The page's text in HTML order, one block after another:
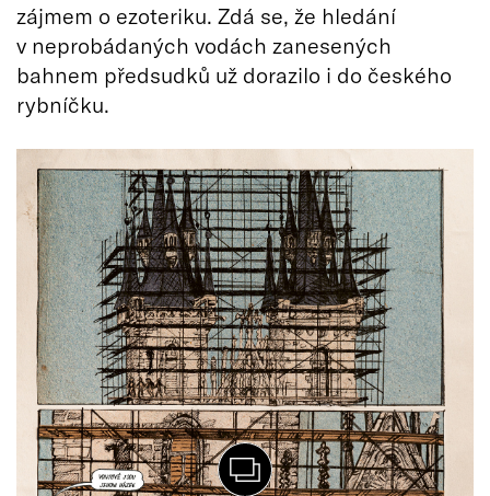
zájmem o ezoteriku. Zdá se, že hledání
v neprobádaných vodách zanesených
bahnem předsudků už dorazilo i do českého
rybníčku.